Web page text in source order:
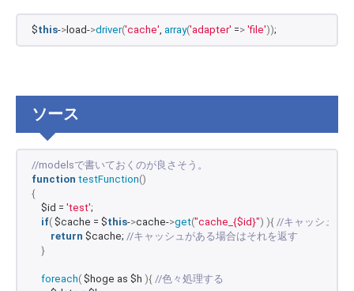
$this-> load->driver('cache', array('adapter' => 'file'));
ソース
//modelsで書いておくのが良さそう。
function testFunction()
{
    $id =
'test';
if( $cache = $this->cache->get("cache_{$id}") ){ //キャッシュの
return $cache; //キャッシュがある場合はそれを返す
}
foreach( $hoge as $h ){ //色々処理する